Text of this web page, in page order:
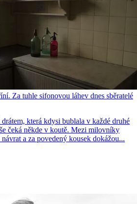
Za tuhle sifonovou láhev dnes sběratelé
drátem, která kdysi bublala v každé druhé
čeká někde v koutě. Mezi milovníky
a za povedený kousek dokážou...